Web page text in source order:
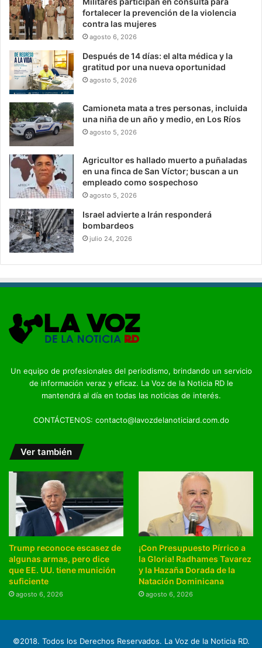
fortalecer la prevención de la violencia
contra las mujeres
agosto 6, 2026
Después de 14 días: el alta médica y la
gratitud por una nueva oportunidad
agosto 5, 2026
Camioneta mata a tres personas, incluida
una niña de un año y medio, en Los Ríos
agosto 5, 2026
Agricultor es hallado muerto a puñaladas
en una finca de San Víctor; buscan a un
empleado como sospechoso
agosto 5, 2026
Israel advierte a Irán responderá
bombardeos
julio 24, 2026
Un equipo de profesionales del periodismo, brindando un servicio
de información veraz y eficaz. La Voz de la Noticia RD le
mantendrá al día en todas las noticias de interés.
CONTÁCTENOS: contacto@lavozdelanoticiard.com.do
Ver también
Trump reconoce escasez de
algunas armas, pero dice
que EE. UU. tiene munición
suficiente
agosto 6, 2026
¡Con Presupuesto Pírrico a
la Gloria! Radhames Tavarez
y la Hazaña Dorada de la
Natación Dominicana
agosto 6, 2026
©2018. Todos los Derechos Reservados. La Voz de la Noticia RD.